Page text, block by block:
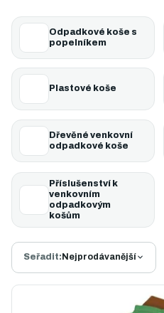
Odpadkové koše s
popelníkem
Plastové koše
Dřevěné venkovní
odpadkové koše
Příslušenství k
venkovním
odpadkovým
košům
Ř
a
Seřadit: Nejprodávanější
V